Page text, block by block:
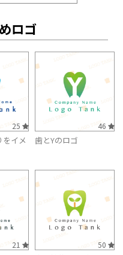
ロゴ
25
イメ
46
歯とYのロゴ
21 50